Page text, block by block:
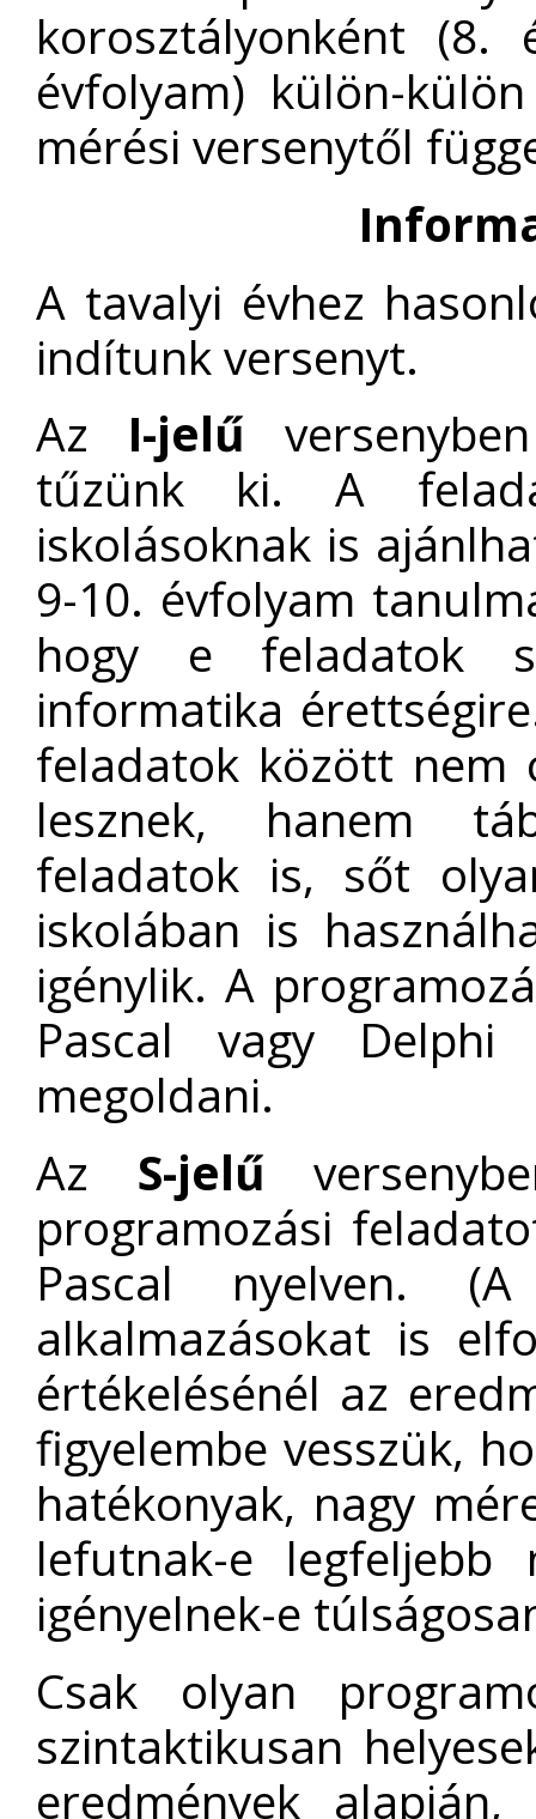
korosztályonként (8.
évfolyam) külön-
mérési versenytől
A tavalyi évhez
indítunk versenyt.
Az I-jelű
tűzünk ki. A
iskolásoknak is
9-10. évfolyam
hogy e feladatok
informatika
feladatok között nem
lesznek, hanem
feladatok is, sőt
iskolában is
igénylik. A
Pascal vagy Delphi
megoldani.
Az S-jelű
programozási
Pascal nyelven.
alkalmazásokat is
értékelésénél az
figyelembe vesszük,
hatékonyak, nagy
lefutnak-e
igényelnek-e
Csak olyan
szintaktikusan
eredmények